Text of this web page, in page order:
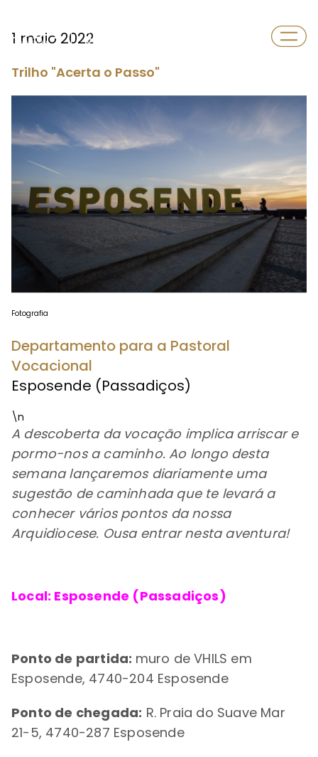
Departamento
Vocações
1 maio 2022
Trilho "Acerta o Passo"
Fotografia
Departamento para a Pastoral
Vocacional
Esposende (Passadiços)
\n
A descoberta da vocação implica arriscar e
pormo-nos a caminho. Ao longo desta
semana lançaremos diariamente uma
sugestão de caminhada que te levará a
conhecer vários pontos da nossa
Arquidiocese. Ousa entrar nesta aventura!
Local: Esposende (Passadiços)
Ponto de partida: muro de VHILS em
Esposende, 4740-204 Esposende
Ponto de chegada: R. Praia do Suave Mar
21-5, 4740-287 Esposende